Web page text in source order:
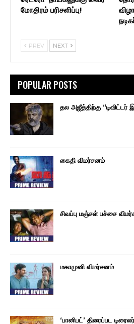
மோதிரம் பரிசளிப்பு!
PREV NEXT
POPULAR POSTS
தல அஜீத்திற்கு “டிவிட்டர்
கைதி விமர்சனம்
சிவப்பு மஞ்சள் பச்சை
மகாமுனி விமர்சனம்
‘பானிபட்’ திரைப்பட